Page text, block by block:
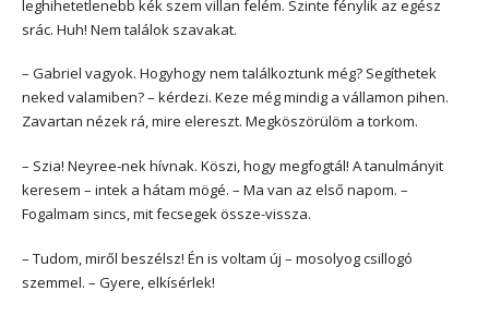
leghihetetlenebb kék szem villan felém. Szinte fénylik az egész
srác. Huh! Nem találok szavakat.
– Gabriel vagyok. Hogyhogy nem találkoztunk még? Segíthetek
neked valamiben? – kérdezi. Keze még mindig a vállamon pihen.
Zavartan nézek rá, mire elereszt. Megköszörülöm a torkom.
– Szia! Neyree-nek hívnak. Köszi, hogy megfogtál! A tanulmányit
keresem – intek a hátam mögé. – Ma van az első napom. –
Fogalmam sincs, mit fecsegek össze-vissza.
– Tudom, miről beszélsz! Én is voltam új – mosolyog csillogó
szemmel. – Gyere, elkísérlek!